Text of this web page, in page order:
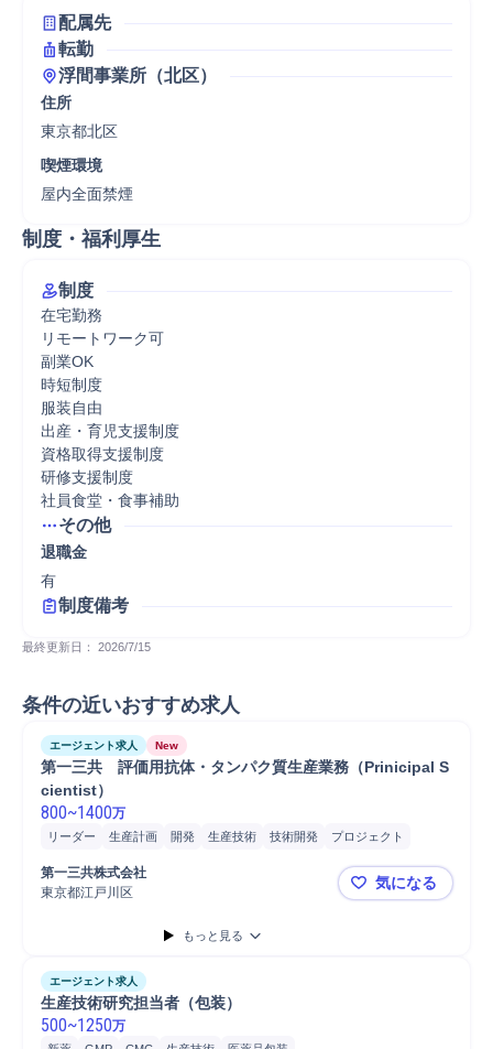
配属先
転勤
浮間事業所（北区）
住所
東京都北区
喫煙環境
屋内全面禁煙
制度・福利厚生
制度
在宅勤務
リモートワーク可
副業OK
時短制度
服装自由
出産・育児支援制度
資格取得支援制度
研修支援制度
社員食堂・食事補助
その他
退職金
有
制度備考
最終更新日： 2026/7/15
条件の近いおすすめ求人
エージェント求人 New
第一三共　評価用抗体・タンパク質生産業務（Prinicipal S
cientist）
800~1400万
リーダー 生産計画 開発 生産技術 技術開発
プロジェクト
チームリーダー
第一三共株式会社
東京都江戸川区
第一三共
気になる
もっと見る
エージェント求人
生産技術研究担当者（包装）
500~1250万